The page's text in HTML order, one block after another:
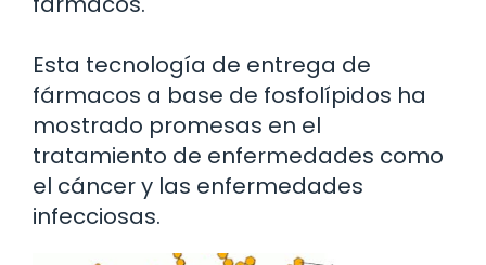
Esta tecnología de entrega de
fármacos a base de fosfolípidos ha
mostrado promesas en el
tratamiento de enfermedades como
el cáncer y las enfermedades
infecciosas.